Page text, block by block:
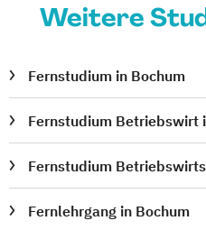
Weitere
Fernstudium in Bochum
Fernstudium Betriebswirt
Fernstudium
Fernlehrgang in Bochum